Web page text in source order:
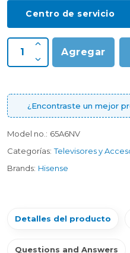
Centro de servicio
Agregar
¿Encontraste un mejor
Model no.: 65A6NV
Categorías: Televisores y
Brands: Hisense
Detalles del producto
Questions and Answers